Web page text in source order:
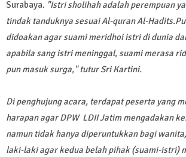
Surabaya. "Istri sholihah adalah perempuan
tindak tanduknya sesuai Al-quran Al-Hadits.
didoakan agar suami meridhoi istri di dunia
apabila sang istri meninggal, suami merasa
pun masuk surga,"tutur Sri Kartini.
Di penghujung acara, terdapat peserta yang
harapan agar DPW LDII Jatim mengadakan
namun tidak hanya diperuntukkan bagi
laki-laki agar kedua belah pihak (suami-istri)